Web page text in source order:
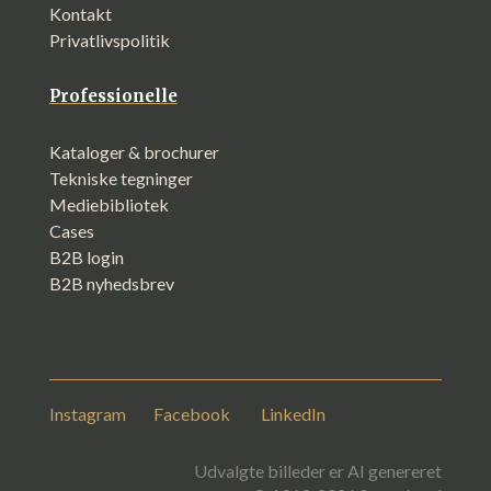
Kontakt
Privatlivspolitik
Professionelle
Kataloger & brochurer
Tekniske tegninger
Mediebibliotek
Cases
B2B login
B2B nyhedsbrev
Instagram Facebook LinkedIn
Udvalgte billeder er AI genereret